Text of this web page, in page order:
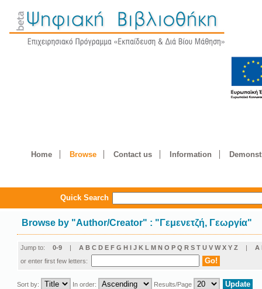
Home Browse Contact us Information
Quick Search
Browse by "Author/Creator" : "Γεμενετζή, Γεωργία"
Jump to: 0-9 | A B C D E F G H I J K L M N O P Q R S T U V W X Y Z | Α
or enter first few letters:
Sort by: In order: Results/Page